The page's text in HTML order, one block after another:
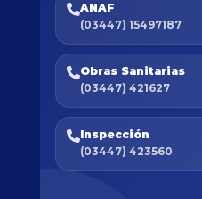
ANAF
(03447) 15497187
Obras Sanitarias
(03447) 421627
Inspección
(03447) 423560